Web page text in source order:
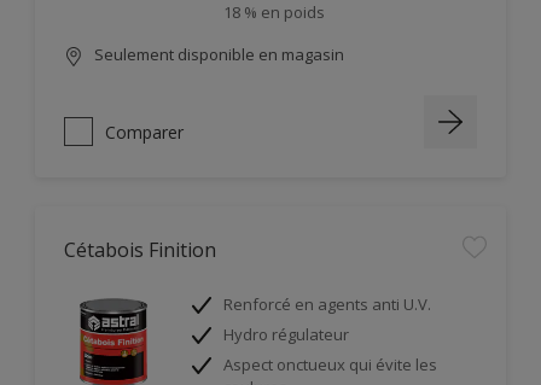
18 % en poids
Seulement disponible en magasin
Comparer
Cétabois Finition
Renforcé en agents anti U.V.
Hydro régulateur
Aspect onctueux qui évite les